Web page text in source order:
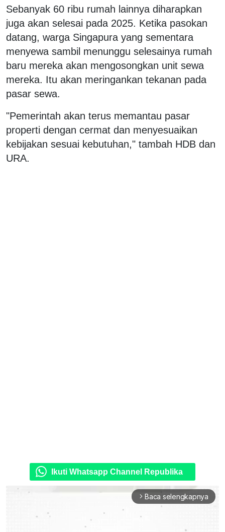
Sebanyak 60 ribu rumah lainnya diharapkan
juga akan selesai pada 2025. Ketika pasokan
datang, warga Singapura yang sementara
menyewa sambil menunggu selesainya rumah
baru mereka akan mengosongkan unit sewa
mereka. Itu akan meringankan tekanan pada
pasar sewa.
"Pemerintah akan terus memantau pasar
properti dengan cermat dan menyesuaikan
kebijakan sesuai kebutuhan," tambah HDB dan
URA.
Ikuti Whatsapp Channel Republika
arrow_forward_ios Baca selengkapnya